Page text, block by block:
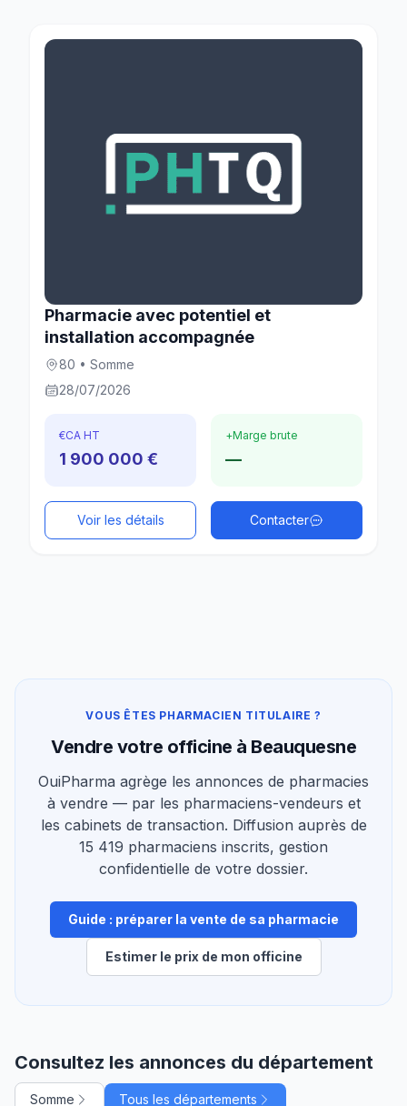
Pharmacie avec potentiel et
installation accompagnée
80 • Somme
28/07/2026
€CA HT
1 900 000 €
+Marge brute
—
Voir les détails Contacter
VOUS ÊTES PHARMACIEN TITULAIRE ?
Vendre votre officine à Beauquesne
OuiPharma agrège les annonces de pharmacies
à vendre — par les pharmaciens-vendeurs et
les cabinets de transaction. Diffusion auprès de
15 419 pharmaciens inscrits, gestion
confidentielle de votre dossier.
Guide : préparer la vente de sa pharmacie
Estimer le prix de mon officine
Consultez les annonces du département
Somme Tous les départements